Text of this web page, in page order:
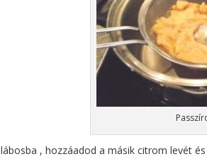
, hozzáadod a másik citrom levét